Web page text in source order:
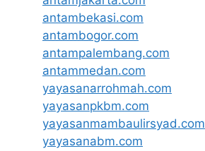
antambekasi.com
antambogor.com
antampalembang.com
antammedan.com
yayasanarrohmah.com
yayasanpkbm.com
yayasanmambaulirsyad.com
yayasanabm.com